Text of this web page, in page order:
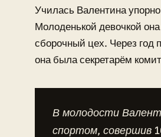
Училась Валентина
Молоденькой девочкой
сборочный цех. Через год
она была секретарём
В молодости
спортом, совершив